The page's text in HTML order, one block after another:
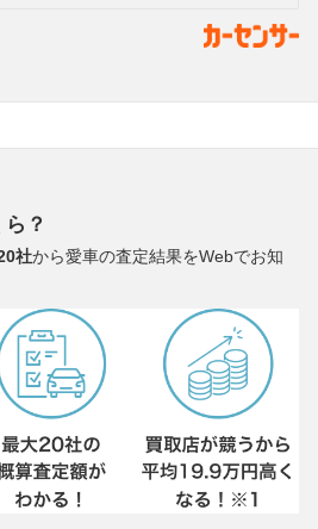
？
社から愛車の査定結果をWebでお知